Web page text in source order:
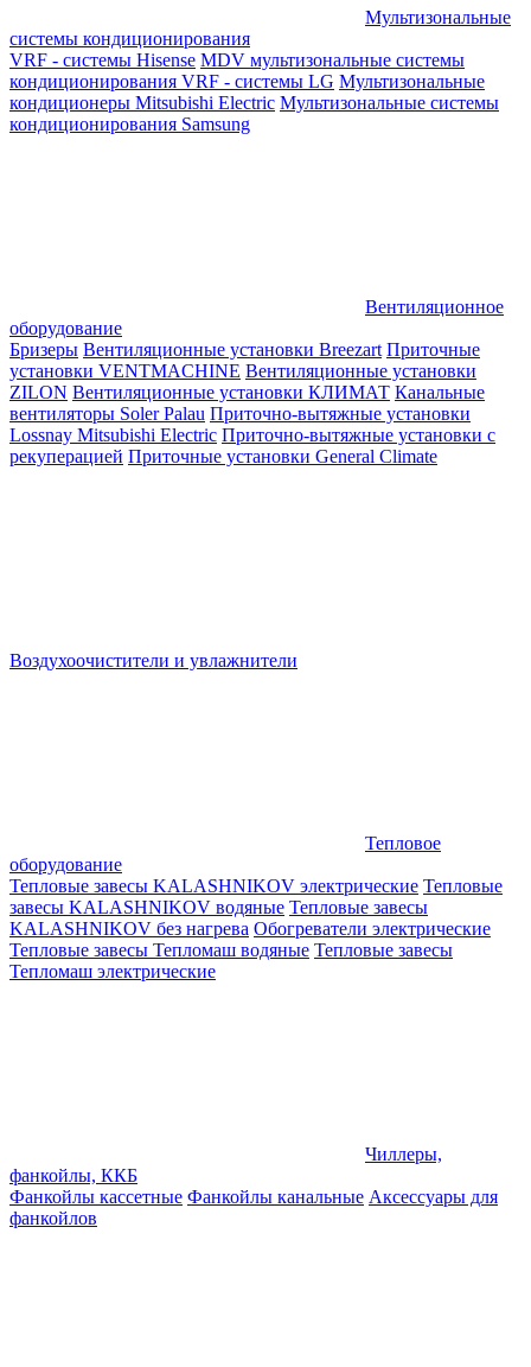
Мультизональные
системы кондиционирования
VRF - системы Hisense MDV мультизональные системы
кондиционирования VRF - системы LG Мультизональные
кондиционеры Mitsubishi Electric Мультизональные системы
кондиционирования Samsung
Вентиляционное
оборудование
Бризеры Вентиляционные установки Breezart Приточные
установки VENTMACHINE Вентиляционные установки
ZILON Вентиляционные установки КЛИМАТ Канальные
вентиляторы Soler Palau Приточно-вытяжные установки
Lossnay Mitsubishi Electric Приточно-вытяжные установки с
рекуперацией Приточные установки General Climate
Воздухоочистители и увлажнители
Тепловое
оборудование
Тепловые завесы KALASHNIKOV электрические Тепловые
завесы KALASHNIKOV водяные Тепловые завесы
KALASHNIKOV без нагрева Обогреватели электрические
Тепловые завесы Тепломаш водяные Тепловые завесы
Тепломаш электрические
Чиллеры,
фанкойлы, ККБ
Фанкойлы кассетные Фанкойлы канальные Аксессуары для
фанкойлов